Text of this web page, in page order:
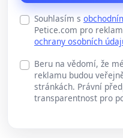
Souhlasím s
Petice.com pro
ochrany osobních
Beru na vědomí, že
reklamu budou
stránkách. Právní
transparentnost pro